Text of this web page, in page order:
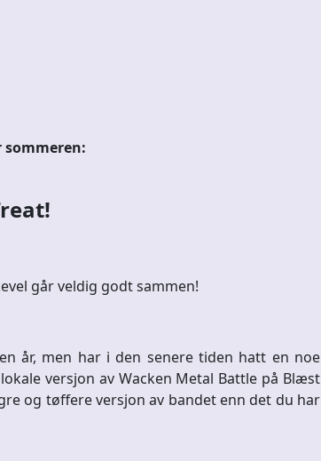
sommeren:
går veldig godt sammen!
år, men har i den senere tiden hatt en noe
versjon av Wacken Metal Battle på Blæst
og tøffere versjon av bandet enn det du har